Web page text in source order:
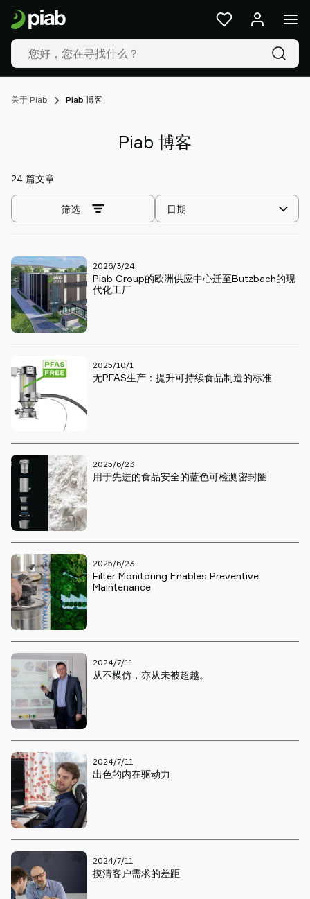
关于 Piab Piab 博客
Piab 博客
24 篇文章
选
择
方
式
筛选
2026/3/24
Piab Group的欧洲供应中心迁至Butzbach的现
代化工厂
2025/10/1
无PFAS生产：提升可持续食品制造的标准
2025/6/23
用于先进的食品安全的蓝色可检测密封圈
2025/6/23
Filter Monitoring Enables Preventive
Maintenance
2024/7/11
从不模仿，亦从未被超越。
2024/7/11
出色的内在驱动力
2024/7/11
摸清客户需求的差距
产
品
及
解
决
案
们
术
源
关
于
Piab
Piab
联
系
我
们
持
寻
找
合
作
伙
伴
Old
shop